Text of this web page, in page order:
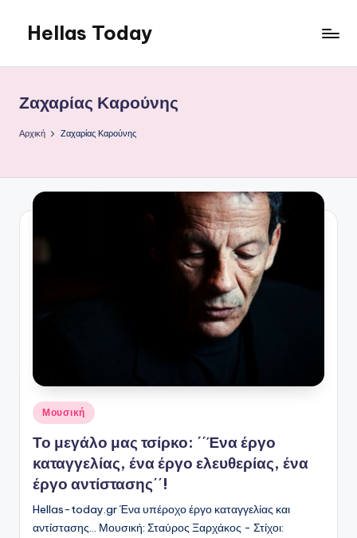
Μετάβαση
περιεχόμενο
Hellas Today
Ζαχαρίας Καρούνης
Αρχική Ζαχαρίας Καρούνης
Αναρτήθηκε
σε
Μουσική
Το μεγάλο μας τσίρκο: ΄΄Ένα έργο
καταγγελίας, ένα έργο ελευθερίας, ένα
έργο αντίστασης΄΄!
Hellas-today.gr Ένα υπέροχο έργο καταγγελίας και
αντίστασης... Μουσική: Σταύρος Ξαρχάκος - Στίχοι: